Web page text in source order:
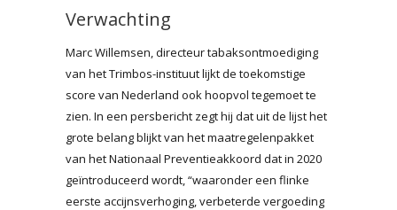
Verwachting
Marc Willemsen, directeur tabaksontmoediging
van het Trimbos-instituut lijkt de toekomstige
score van Nederland ook hoopvol tegemoet te
zien. In een persbericht zegt hij dat uit de lijst het
grote belang blijkt van het maatregelenpakket
van het Nationaal Preventieakkoord dat in 2020
geïntroduceerd wordt, “waaronder een flinke
eerste accijnsverhoging, verbeterde vergoeding